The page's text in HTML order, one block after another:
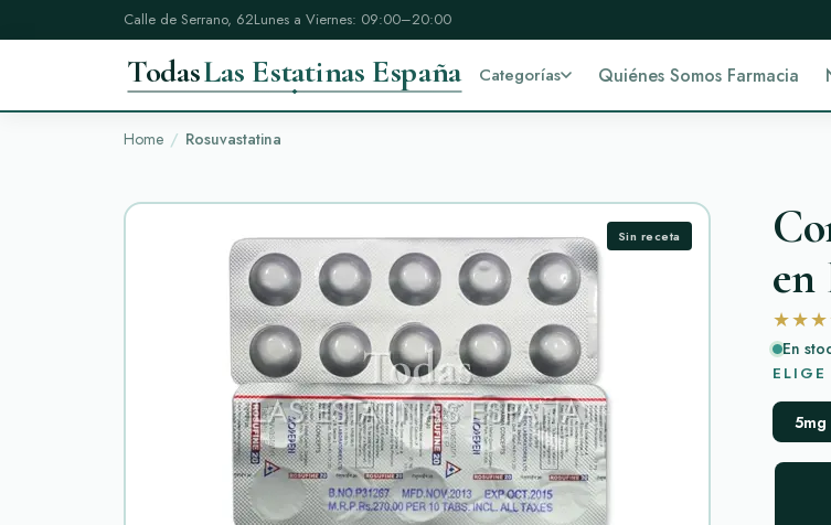
Calle de Serrano, 62Lunes a Viernes: 09:00–20:00
TodasLas Estatinas España Categorías Quiénes Somos Farmacia
Home Rosuvastatina
Sin receta
en
En
5mg